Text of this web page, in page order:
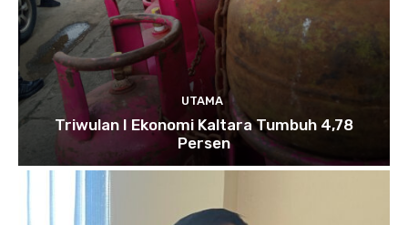
UTAMA
Triwulan I Ekonomi Kaltara Tumbuh 4,78
Persen